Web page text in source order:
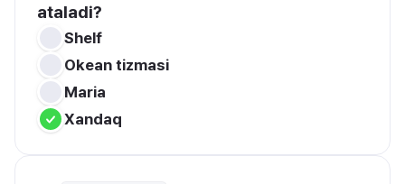
ataladi?
Shelf
Okean tizmasi
Maria
Xandaq